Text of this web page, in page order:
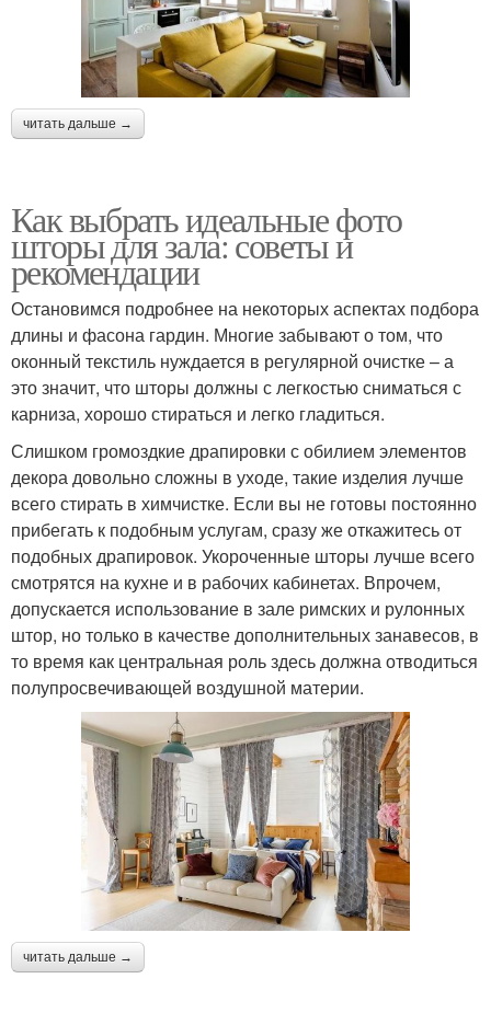
читать дальше →
Как выбрать идеальные фото
шторы для зала: советы и
рекомендации
Остановимся подробнее на некоторых аспектах подбора
длины и фасона гардин. Многие забывают о том, что
оконный текстиль нуждается в регулярной очистке – а
это значит, что шторы должны с легкостью сниматься с
карниза, хорошо стираться и легко гладиться.
Слишком громоздкие драпировки с обилием элементов
декора довольно сложны в уходе, такие изделия лучше
всего стирать в химчистке. Если вы не готовы постоянно
прибегать к подобным услугам, сразу же откажитесь от
подобных драпировок. Укороченные шторы лучше всего
смотрятся на кухне и в рабочих кабинетах. Впрочем,
допускается использование в зале римских и рулонных
штор, но только в качестве дополнительных занавесов, в
то время как центральная роль здесь должна отводиться
полупросвечивающей воздушной материи.
читать дальше →